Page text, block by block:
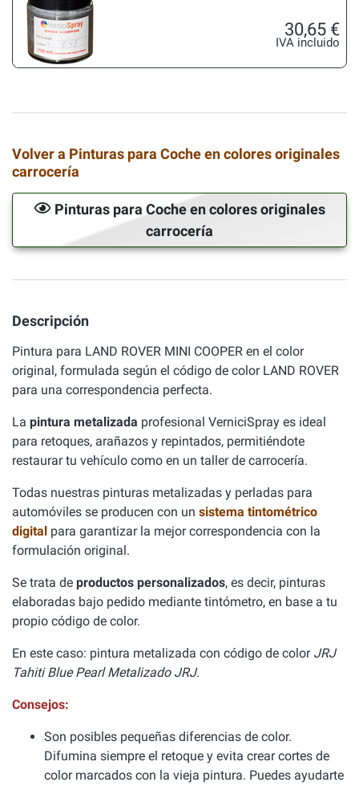
30,65 €
IVA incluido
Volver a Pinturas para Coche en colores originales
carrocería
Pinturas para Coche en colores originales
carrocería
Descripción
Pintura para LAND ROVER MINI COOPER en el color
original, formulada según el código de color LAND ROVER
para una correspondencia perfecta.
La pintura metalizada profesional VerniciSpray es ideal
para retoques, arañazos y repintados, permitiéndote
restaurar tu vehículo como en un taller de carrocería.
Todas nuestras pinturas metalizadas y perladas para
automóviles se producen con un sistema tintométrico
digital para garantizar la mejor correspondencia con la
formulación original.
Se trata de productos personalizados, es decir, pinturas
elaboradas bajo pedido mediante tintómetro, en base a tu
propio código de color.
En este caso: pintura metalizada con código de color JRJ
Tahiti Blue Pearl Metalizado JRJ.
Consejos:
Son posibles pequeñas diferencias de color.
Difumina siempre el retoque y evita crear cortes de
color marcados con la vieja pintura. Puedes ayudarte